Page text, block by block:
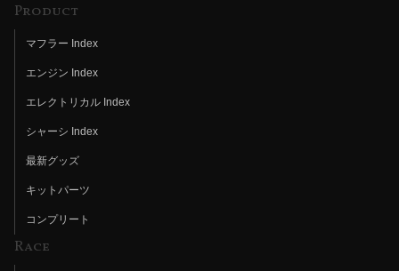
Product
マフラー Index
エンジン Index
エレクトリカル Index
シャーシ Index
最新グッズ
キットパーツ
コンプリート
Race